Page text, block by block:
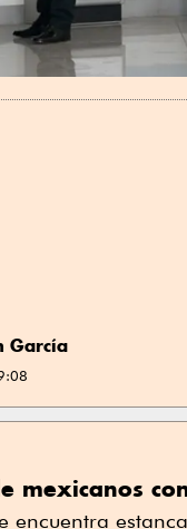
García
mexicanos
encuentra